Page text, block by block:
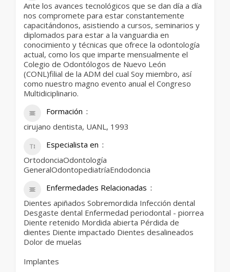
Ante los avances tecnológicos que se dan día a día
nos compromete para estar constantemente
capacitándonos, asistiendo a cursos, seminarios y
diplomados para estar a la vanguardia en
conocimiento y técnicas que ofrece la odontología
actual, como los que imparte mensualmente el
Colegio de Odontólogos de Nuevo León
(CONL)filial de la ADM del cual Soy miembro, así
como nuestro magno evento anual el Congreso
Multidiciplinario.
Formación
cirujano dentista, UANL, 1993
Especialista en
OrtodonciaOdontología
GeneralOdontopediatríaEndodoncia
Enfermedades Relacionadas
Dientes apiñados Sobremordida Infección dental
Desgaste dental Enfermedad periodontal - piorrea
Diente retenido Mordida abierta Pérdida de
dientes Diente impactado Dientes desalineados
Dolor de muelas
Implantes